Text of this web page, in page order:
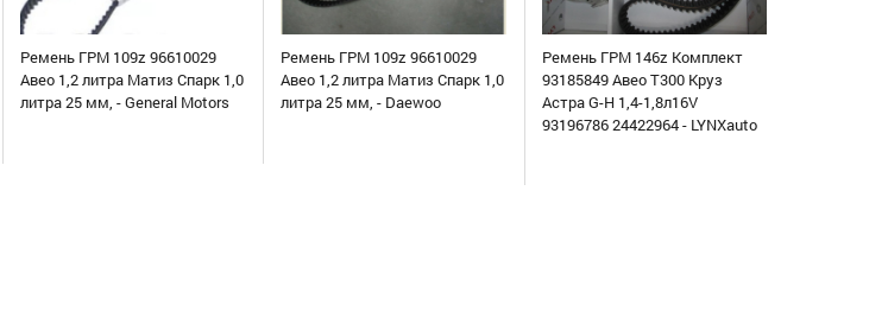
Ремень ГРМ 109z 96610029
Авео 1,2 литра Матиз Спарк 1,0
литра 25 мм, - General Motors
Ремень ГРМ 109z 96610029
Авео 1,2 литра Матиз Спарк 1,0
литра 25 мм, - Daewoo
Ремень ГРМ 146z Комплект
93185849 Авео Т300 Круз
Астра G-H 1,4-1,8л16V
93196786 24422964 - LYNXauto